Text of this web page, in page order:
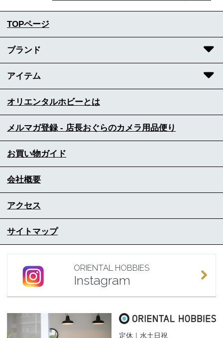
TOPページ
ブランド
アイテム
オリエンタルホビーとは
メルマガ登録 - 店長おぐらのカメラ用品便り
お買い物ガイド
会社概要
アクセス
サイトマップ
ORIENTAL HOBBIES
Instagram
定休｜水土日祝